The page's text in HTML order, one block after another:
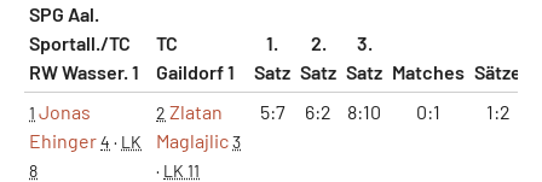
SPG Aal.
Sportall./TC
RW Wasser. 1
TC
Gaildorf 1
1.
Satz
2.
Satz
3.
Satz Matches Sätze
1 Jonas
Ehinger4 · LK
8
2 Zlatan
Maglajlic3
· LK 11
5:7 6:2 8:10 0:1 1:2